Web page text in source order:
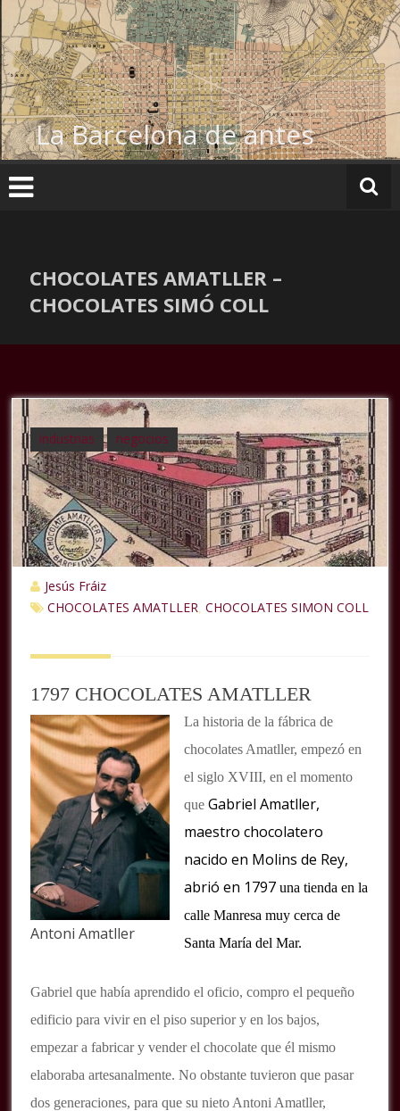
contenido
La Barcelona de antes
CHOCOLATES AMATLLER –
CHOCOLATES SIMÓ COLL
industrias negocios
Jesús Fráiz
CHOCOLATES AMATLLER
,CHOCOLATES SIMON COLL
1797 CHOCOLATES AMATLLER
Antoni Amatller
La historia de la fábrica de
chocolates Amatller, empezó en
el siglo XVIII, en el momento
queGabriel Amatller,
maestro chocolatero
nacido en Molins de Rey,
abrió en 1797una tienda en la
calle Manresa muy cerca de
Santa María del Mar.
Gabriel que había aprendido el oficio, compro el pequeño
edificio para vivir en el piso superior y en los bajos,
empezar a fabricar y vender el chocolate que él mismo
elaboraba artesanalmente.No obstante tuvieron que pasar
dos generaciones, para que su nieto Antoni Amatller,